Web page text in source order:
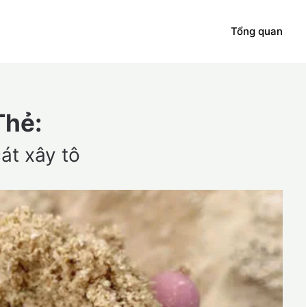
Tổng quan
xây tô